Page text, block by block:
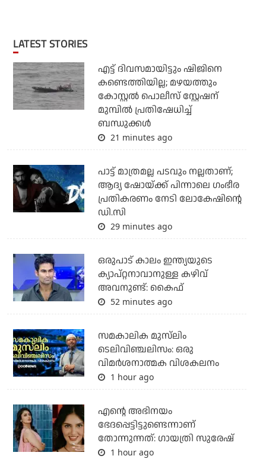
LATEST STORIES
എട്ട് ദിവസമായിട്ടും ഷിജിനെ
കണ്ടെത്തിയില്ല; മഴയത്തും
കോസ്റ്റല്‍ പൊലീസ് സ്റ്റേഷന്
മുമ്പില്‍ പ്രതിഷേധിച്ച്
ബന്ധുക്കള്‍
21 minutes ago
പാട്ട് മാത്രമല്ല പടവും നല്ലതാണ്;
ആദ്യ ഷോയ്ക്ക് പിന്നാലെ ഗംഭീര
പ്രതികരണം നേടി ലോകേഷിന്റെ
ഡി.സി
29 minutes ago
ഒരുപാട് കാലം ഇന്ത്യയുടെ
ക്യാപ്റ്റനാവാനുള്ള കഴിവ്
അവനുണ്ട്: കൈഫ്
52 minutes ago
സമകാലിക മുസ്‌ലിം
ടെലിവിഞ്ചലിസം: ഒരു
വിമര്‍ശനാത്മക വിശകലനം
1 hour ago
എന്റെ അഭിനയം
ഭേദപ്പെട്ടിട്ടുണ്ടെന്നാണ്
തോന്നുന്നത്: ഗായത്രി സുരേഷ്
1 hour ago